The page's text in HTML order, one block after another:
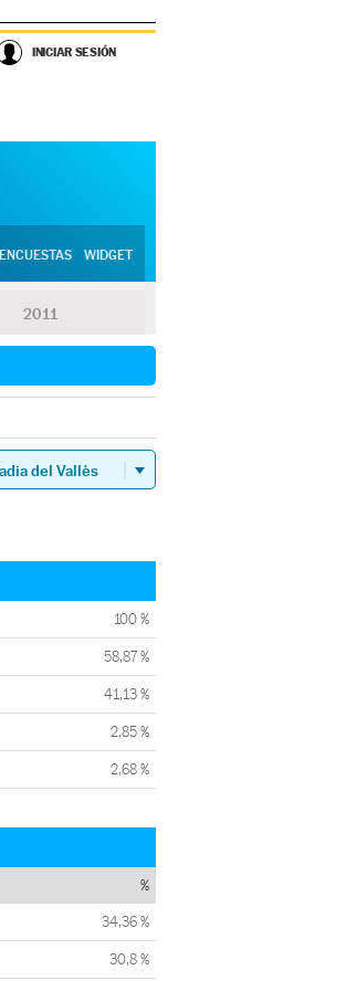
INICIAR SESIÓN
ENCUESTAS WIDGET
2011
100 %
58,87 %
41,13 %
2,85 %
2,68 %
%
34,36 %
30,8 %